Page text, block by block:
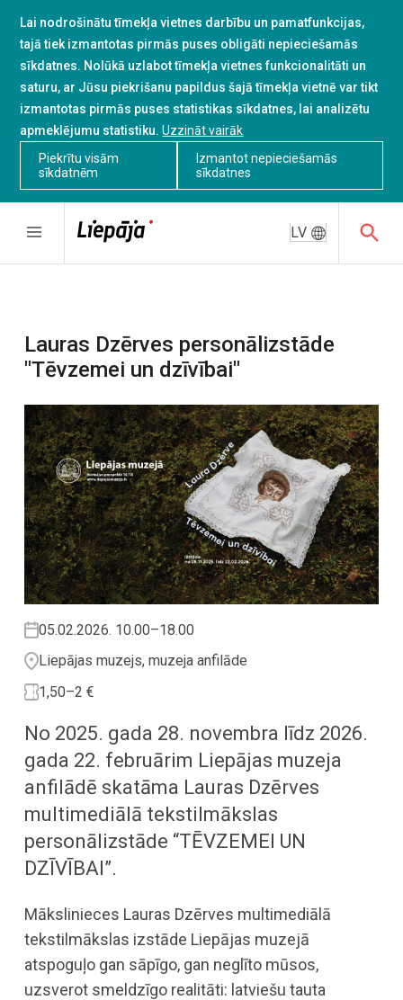
Lai nodrošinātu tīmekļa vietnes darbību un pamatfunkcijas,
tajā tiek izmantotas pirmās puses obligāti nepieciešamās
sīkdatnes. Nolūkā uzlabot tīmekļa vietnes funkcionalitāti un
saturu, ar Jūsu piekrišanu papildus šajā tīmekļa vietnē var tikt
izmantotas pirmās puses statistikas sīkdatnes, lai analizētu
apmeklējumu statistiku. Uzzināt vairāk
Piekrītu visām
sīkdatnēm
Izmantot nepieciešamās
sīkdatnes
LV
Lauras Dzērves personālizstāde
"Tēvzemei un dzīvībai"
05.02.2026. 10.00–18.00
Liepājas muzejs, muzeja anfilāde
1,50–2 €
No 2025. gada 28. novembra līdz 2026.
gada 22. februārim Liepājas muzeja
anfilādē skatāma Lauras Dzērves
multimediālā tekstilmākslas
personālizstāde “TĒVZEMEI UN
DZĪVĪBAI”.
Mākslinieces Lauras Dzērves multimediālā
tekstilmākslas izstāde Liepājas muzejā
atspoguļo gan sāpīgo, gan neglīto mūsos,
uzsverot smeldzīgo realitāti: latviešu tauta